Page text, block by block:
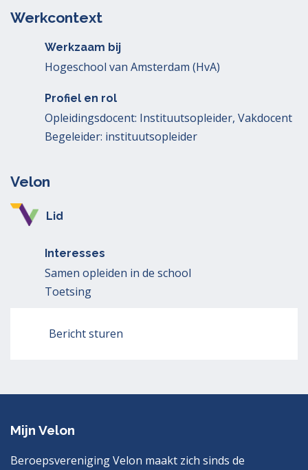
Werkcontext
Werkzaam bij
Hogeschool van Amsterdam (HvA)
Profiel en rol
Opleidingsdocent: Instituutsopleider, Vakdocent
Begeleider: instituutsopleider
Velon
Lid
Interesses
Samen opleiden in de school
Toetsing
Bericht sturen
Mijn Velon
Beroepsvereniging Velon maakt zich sinds de